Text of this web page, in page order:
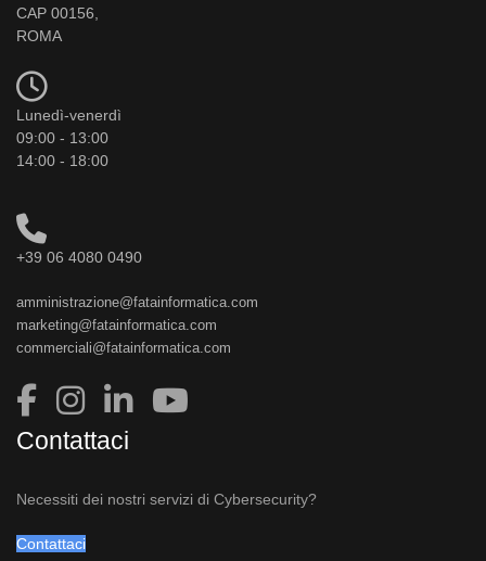
CAP 00156,
ROMA
Lunedì-venerdì
09:00 - 13:00
14:00 - 18:00
+39 06 4080 0490
amministrazione@fatainformatica.com
marketing@fatainformatica.com
commerciali@fatainformatica.com
Contattaci
Necessiti dei nostri servizi di Cybersecurity?
Contattaci